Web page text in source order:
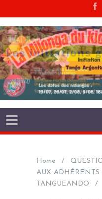
Home
AUX ADHÉRENTS
TANGUEANDO